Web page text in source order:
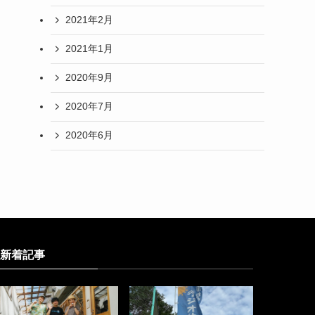
2021年2月
2021年1月
2020年9月
2020年7月
2020年6月
新着記事